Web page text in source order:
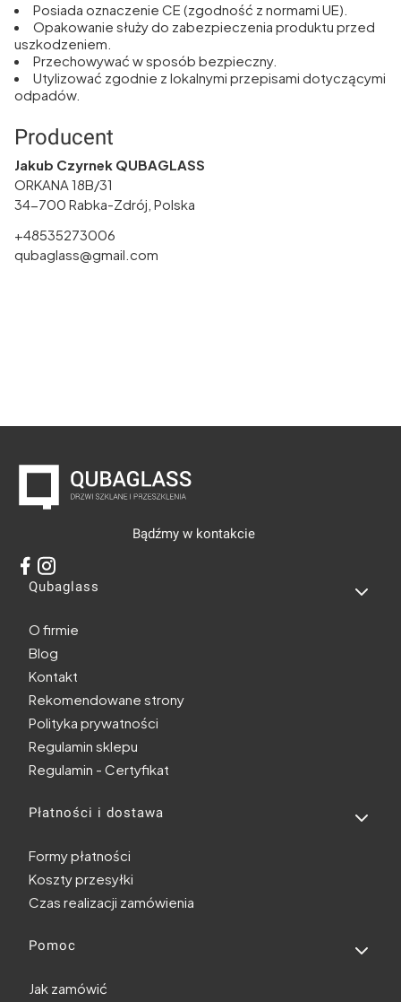
Posiada oznaczenie CE (zgodność z normami UE).
Opakowanie służy do zabezpieczenia produktu przed
uszkodzeniem.
Przechowywać w sposób bezpieczny.
Utylizować zgodnie z lokalnymi przepisami dotyczącymi
odpadów.
Producent
Jakub Czyrnek QUBAGLASS
ORKANA 18B/31
34-700 Rabka-Zdrój, Polska
+48535273006
qubaglass@gmail.com
Bądźmy w kontakcie
Linki w stopce
Qubaglass
O firmie
Blog
Kontakt
Rekomendowane strony
Polityka prywatności
Regulamin sklepu
Regulamin - Certyfikat
Płatności i dostawa
Formy płatności
Koszty przesyłki
Czas realizacji zamówienia
Pomoc
Jak zamówić